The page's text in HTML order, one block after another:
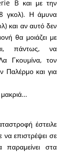
B και με την
γκολ). Η άμυνα
και αν αυτό δεν
θα μοιάζει με
πάντως, να
Γκουμίνα, τον
Παλέρμο και για
έστειλε
επιστρέψει σε
στα